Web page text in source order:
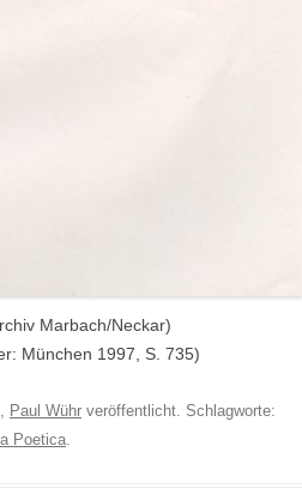
Marbach/Neckar)
München 1997, S. 735)
Paul Wühr veröffentlicht. Schlagworte:
Poetica